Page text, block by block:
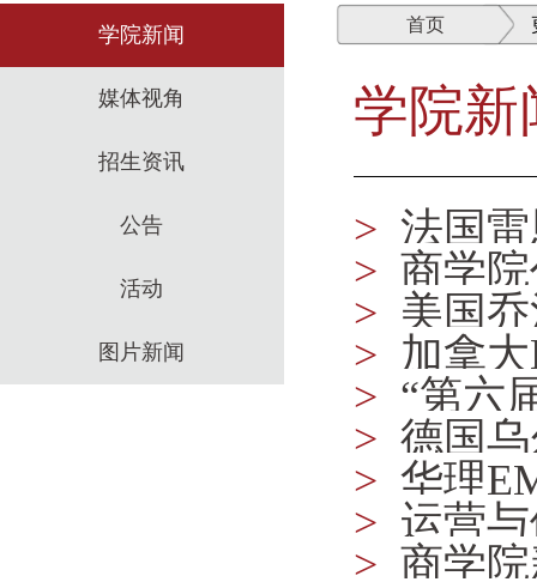
学院新闻
媒体视角
招生资讯
公告
活动
图片新闻
首页
学院新
> 法国
> 商学
> 美国
> 加拿
> “第六
功举行
> 德国
> 华理
> 运营
> 商学